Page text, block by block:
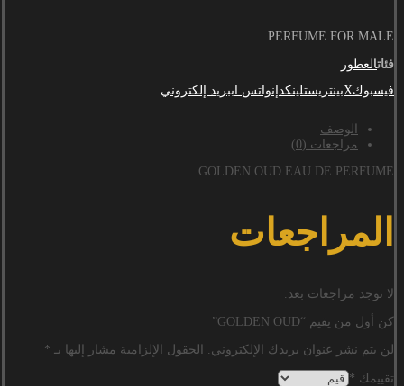
PERFUME FOR MALE
فئاتالعطور
فيسبوكXبينتريستلينكدإنواتس اببريد إلكتروني
الوصف
مراجعات (0)
GOLDEN OUD EAU DE PERFUME
المراجعات
لا توجد مراجعات بعد.
كن أول من يقيم “GOLDEN OUD”
لن يتم نشر عنوان بريدك الإلكتروني. الحقول الإلزامية مشار إليها بـ *
تقييمك *